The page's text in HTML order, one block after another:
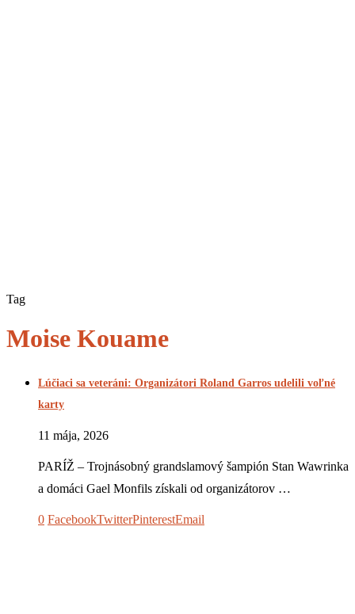
Tag
Moise Kouame
Lúčiaci sa veteráni: Organizátori Roland Garros udelili voľné
karty
11 mája, 2026
PARÍŽ – Trojnásobný grandslamový šampión Stan Wawrinka
a domáci Gael Monfils získali od organizátorov …
0 FacebookTwitterPinterestEmail